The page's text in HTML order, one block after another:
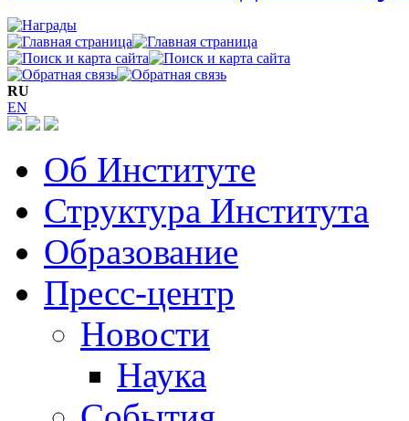
RU
EN
Об Институте
Структура Института
Образование
Пресс-центр
Новости
Наука